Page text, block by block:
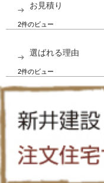
お見積り
2件のビュー
選ばれる理由
2件のビュー